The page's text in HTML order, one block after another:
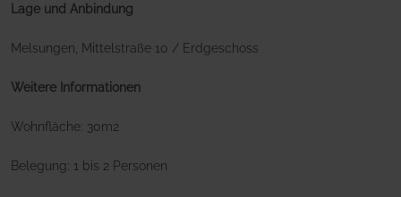
Lage und Anbindung
Melsungen, Mittelstraße 10 / Erdgeschoss
Weitere Informationen
Wohnfläche: 30m2
Belegung: 1 bis 2 Personen